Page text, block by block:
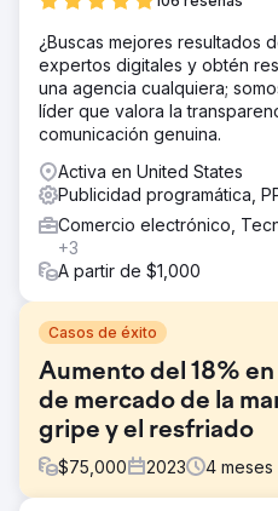
¿Buscas mejores resultados
expertos digitales y obtén
una agencia cualquiera;
líder que valora la
comunicación genuina.
Activa en United States
Publicidad programática,
Comercio electrónico,
+3
A partir de $1,000
Casos de éxito
Aumento del 18%
de mercado de la
gripe y el resfriado
$75,000 2023 4 meses